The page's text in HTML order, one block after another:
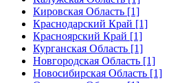
Кировская Область [1]
Краснодарский Край [1]
Красноярский Край [1]
Курганская Область [1]
Новгородская Область [1]
Новосибирская Область [1]